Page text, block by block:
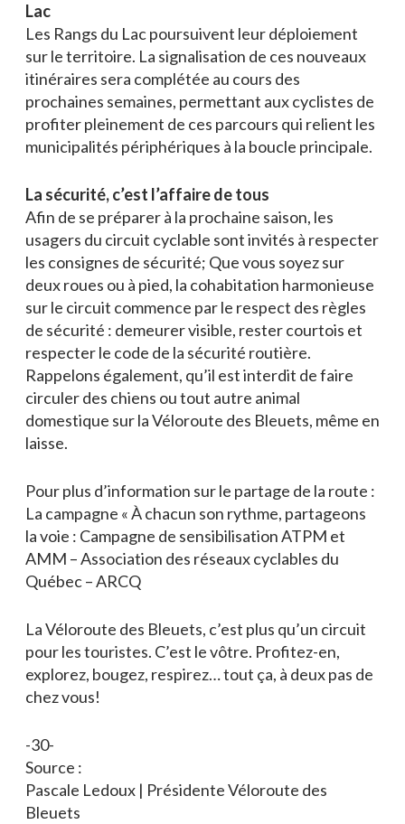
Lac
Les Rangs du Lac poursuivent leur déploiement
sur le territoire. La signalisation de ces nouveaux
itinéraires sera complétée au cours des
prochaines semaines, permettant aux cyclistes de
profiter pleinement de ces parcours qui relient les
municipalités périphériques à la boucle principale.
La sécurité, c’est l’affaire de tous
Afin de se préparer à la prochaine saison, les
usagers du circuit cyclable sont invités à respecter
les consignes de sécurité; Que vous soyez sur
deux roues ou à pied, la cohabitation harmonieuse
sur le circuit commence par le respect des règles
de sécurité : demeurer visible, rester courtois et
respecter le code de la sécurité routière.
Rappelons également, qu’il est interdit de faire
circuler des chiens ou tout autre animal
domestique sur la Véloroute des Bleuets, même en
laisse.
Pour plus d’information sur le partage de la route :
La campagne « À chacun son rythme, partageons
la voie : Campagne de sensibilisation ATPM et
AMM – Association des réseaux cyclables du
Québec – ARCQ
La Véloroute des Bleuets, c’est plus qu’un circuit
pour les touristes. C’est le vôtre. Profitez-en,
explorez, bougez, respirez… tout ça, à deux pas de
chez vous!
-30-
Source :
Pascale Ledoux | Présidente Véloroute des
Bleuets